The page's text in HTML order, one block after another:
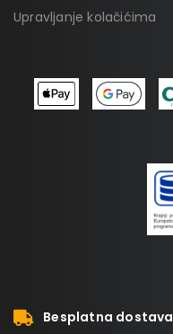
Upravljanje kolačićima
Besplatna dostava